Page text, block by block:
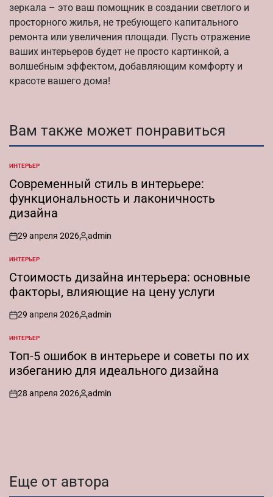
зеркала – это ваш помощник в создании светлого и
просторного жилья, не требующего капитального
ремонта или увеличения площади. Пусть отражение
ваших интерьеров будет не просто картинкой, а
волшебным эффектом, добавляющим комфорту и
красоте вашего дома!
Вам также может понравиться
ОПУБЛИКОВАНО
В
ИНТЕРЬЕР
Современный стиль в интерьере:
функциональность и лаконичность
дизайна
on
29 апреля 2026
Запись
admin
ОПУБЛИКОВАНО
В
ИНТЕРЬЕР
Стоимость дизайна интерьера: основные
факторы, влияющие на цену услуги
on
29 апреля 2026
Запись
admin
ОПУБЛИКОВАНО
В
ИНТЕРЬЕР
Топ-5 ошибок в интерьере и советы по их
избеганию для идеального дизайна
on
28 апреля 2026
Запись
admin
Еще от автора